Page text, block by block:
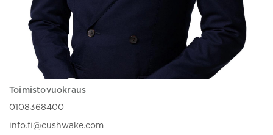
Toimistovuokraus
0108368400
info.fi@cushwake.com